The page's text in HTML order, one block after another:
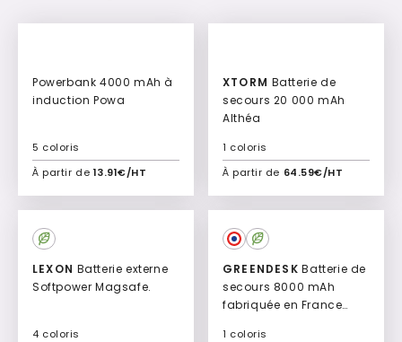
Powerbank 4000 mAh à
induction Powa
À partir de 13.91€/HT
5 coloris
Ajouter à mon devis
XTORM
secours 20 000 mAh
Althéa
À partir de 64.59€/HT
1 coloris
Ajouter à mon devis
Culte
LEXON
Softpower Magsafe.
4 coloris
GREENDESK Batterie de
secours 8000 mAh
fabriquée en France
1 coloris